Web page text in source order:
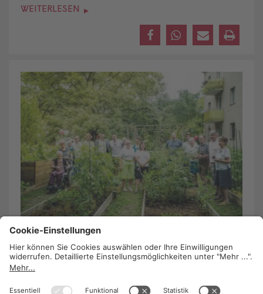
WEITERLESEN
Garteln mitten in der Stadt
29. August 2017/Kompetenz Redaktion
Urban Gardening in der Pionieranlage der WBV-